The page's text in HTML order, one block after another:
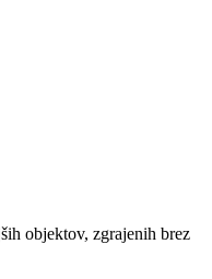
objektov, zgrajenih brez